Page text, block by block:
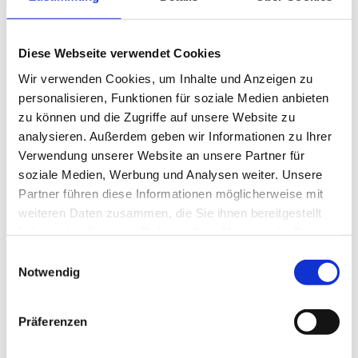
Diese Webseite verwendet Cookies
Wir verwenden Cookies, um Inhalte und Anzeigen zu
personalisieren, Funktionen für soziale Medien anbieten
zu können und die Zugriffe auf unsere Website zu
analysieren. Außerdem geben wir Informationen zu Ihrer
Verwendung unserer Website an unsere Partner für
soziale Medien, Werbung und Analysen weiter. Unsere
Partner führen diese Informationen möglicherweise mit
weiteren Daten zusammen, die Sie ihnen bereitgestellt
Notwendig
Präferenzen
© George Brownell
reisten in den liberianischen Bezirk Margibi, um
unterrichtet und beherbergt, Schulmaterial zu
Schüler die Rotarier und posierten eifrig vor der